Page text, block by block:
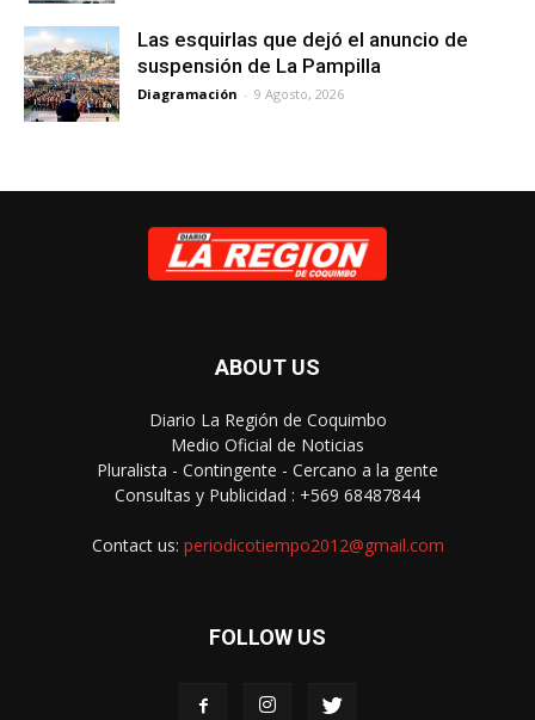
Las esquirlas que dejó el anuncio de
suspensión de La Pampilla
Diagramación - 9 Agosto, 2026
ABOUT US
Diario La Región de Coquimbo
Medio Oficial de Noticias
Pluralista - Contingente - Cercano a la gente
Consultas y Publicidad : +569 68487844
Contact us: periodicotiempo2012@gmail.com
FOLLOW US